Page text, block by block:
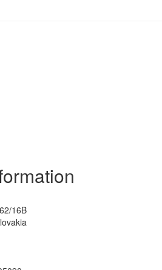
16B